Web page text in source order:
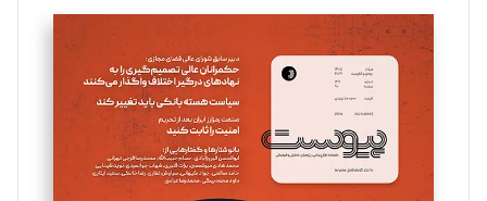
تحریریه
سروش کرمیان
تحریریه
مینا پاکدل